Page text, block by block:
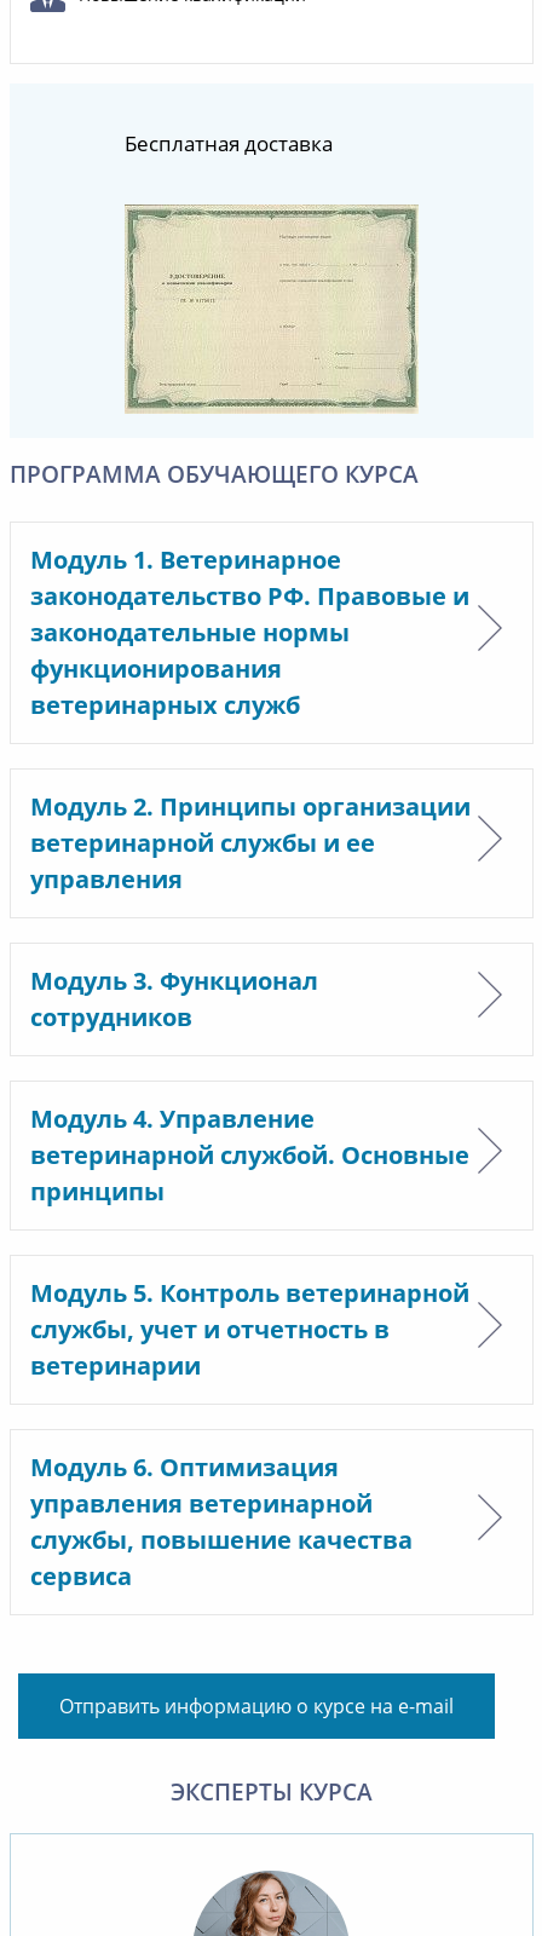
Бесплатная доставка
ПРОГРАММА ОБУЧАЮЩЕГО КУРСА
Модуль 1. Ветеринарное
законодательство РФ. Правовые и
законодательные нормы
функционирования
ветеринарных служб
Модуль 2. Принципы организации
ветеринарной службы и ее
управления
Модуль 3. Функционал
сотрудников
Модуль 4. Управление
ветеринарной службой. Основные
принципы
Модуль 5. Контроль ветеринарной
службы, учет и отчетность в
ветеринарии
Модуль 6. Оптимизация
управления ветеринарной
службы, повышение качества
сервиса
Отправить информацию о курсе на e-mail
ЭКСПЕРТЫ КУРСА